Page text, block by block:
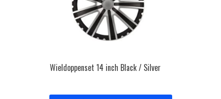
Wieldoppenset 14 inch Black / Silver